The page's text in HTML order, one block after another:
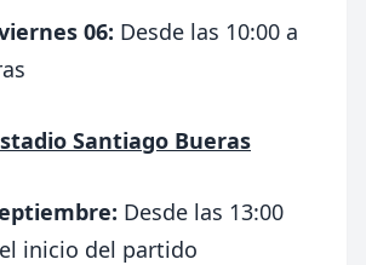
06: Desde las 10:00 a
Santiago Bueras
Desde las 13:00
inicio del partido